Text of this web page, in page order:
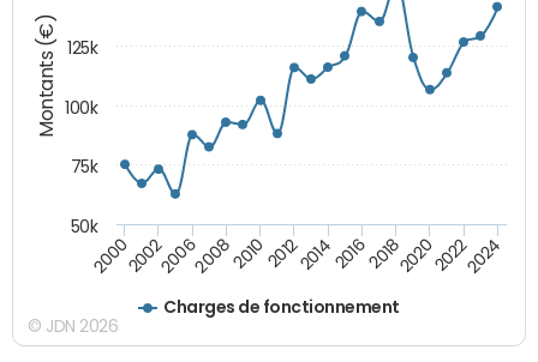
Montants (€)
Charges de fonctionnement
200020022006200820102012201420162018202020222024
50k
75k
100k
125k
© JDN 2026